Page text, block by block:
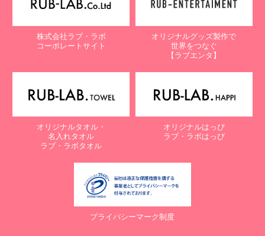
株式会社ラブ・ラボ
コーポレートサイト
オリジナルグッズ製作で
世界をつなぐ
【ラブエンタ】
オリジナルタオル・
名入れタオル
ラブ・ラボタオル
オリジナルはっぴ
ラブ・ラボはっぴ
プライバシーマーク制度